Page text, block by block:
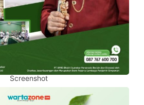
Screenshot